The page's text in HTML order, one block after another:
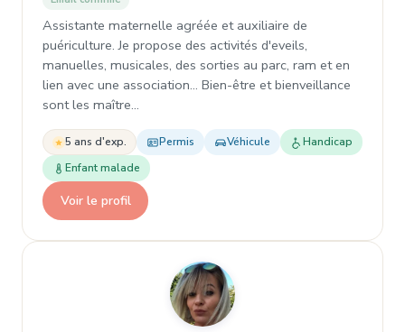
Assistante maternelle agréée et auxiliaire de
puériculture. Je propose des activités d'eveils,
manuelles, musicales, des sorties au parc, ram et en
lien avec une association... Bien-être et bienveillance
sont les maître…
5 ans d'exp. Permis Véhicule
Handicap
Enfant malade
Voir le profil